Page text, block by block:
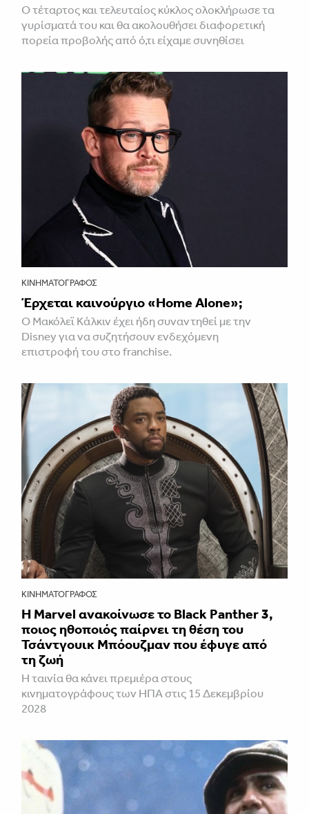
Ο τέταρτος και τελευταίος κύκλος ολοκλήρωσε τα
γυρίσματά του και θα ακολουθήσει διαφορετική
πορεία προβολής από ό,τι είχαμε συνηθίσει
ΚΙΝΗΜΑΤΟΓΡΆΦΟΣ
Έρχεται καινούργιο «Home Alone»;
Ο Μακόλεϊ Κάλκιν έχει ήδη συναντηθεί με την
Disney για να συζητήσουν ενδεχόμενη
επιστροφή του στο franchise.
ΚΙΝΗΜΑΤΟΓΡΆΦΟΣ
Η Marvel ανακοίνωσε το Black Panther 3,
ποιος ηθοποιός παίρνει τη θέση του
Τσάντγουικ Μπόουζμαν που έφυγε από
τη ζωή
Η ταινία θα κάνει πρεμιέρα στους
κινηματογράφους των ΗΠΑ στις 15 Δεκεμβρίου
2028